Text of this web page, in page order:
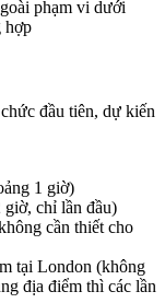
phạm vi dưới
hợp
đầu tiên, dự kiến
1 giờ)
chỉ lần đầu)
cần thiết cho
tại London (không
địa điểm thì các lần